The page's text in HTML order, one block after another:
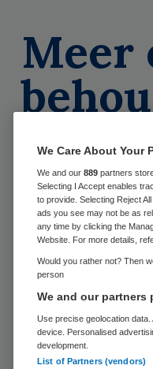
Meer
Skipr
We Care About Your
We and our 889 partners
Selecting I Accept enables
to provide. Selecting Reject
ads you see may not be as
any time by clicking the
Website. For more details,
Would you rather not? Then
person
We and our partners
Use precise geolocation
device. Personalised
development.
List of Partners (vendors)